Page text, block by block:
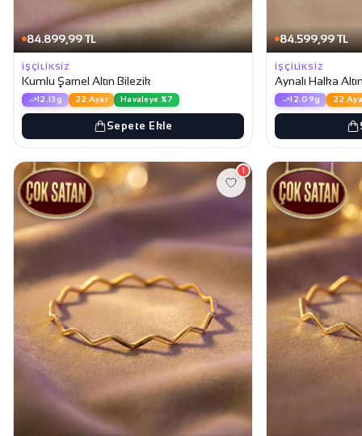
84.899,99 TL
İŞÇILIKSIZ
Kumlu Şarnel Altın Bilezik
12.13g 22 Ayar Havaleye %7
Sepete Ekle
84.599,99 TL
İŞÇILIKSIZ
Aynalı Halka
12.09g 22
1